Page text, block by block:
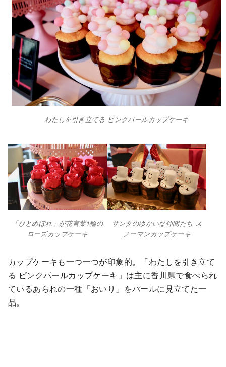
わたしを引き立てる ピンクパールカップケーキ
「ひとめぼれ」が花言葉1輪の
ローズカップケーキ
サンタのゆかいな仲間たち ス
ノーマンカップケーキ
カップケーキも一つ一つが印象的。「わたしを引き立て
る ピンクパールカップケーキ」は主に香川県で食べられ
ているあられの一種「おいり」をパールに見立てた一
品。